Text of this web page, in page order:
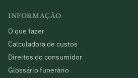
INFORMAÇÃO
O que fazer
Calculadora de custos
Direitos do consumidor
Glossário funerário